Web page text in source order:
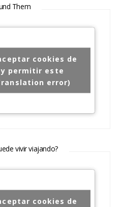
Them
cookies de
permitir este
error)
vivir viajando?
cookies de